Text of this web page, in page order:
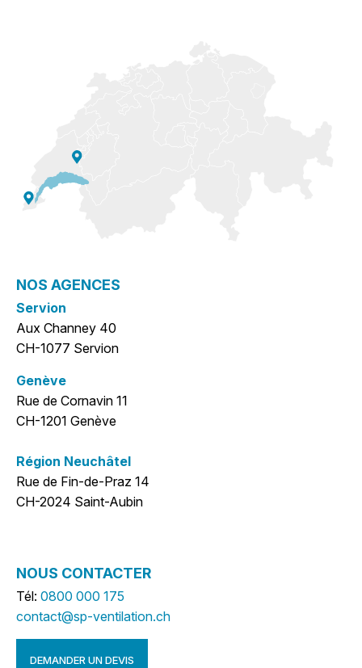
NOS AGENCES
Servion
Aux Channey 40
CH-1077 Servion
Genève
Rue de Cornavin 11
CH-1201 Genève
Région Neuchâtel
Rue de Fin-de-Praz 14
CH-2024 Saint-Aubin
NOUS CONTACTER
Tél: 0800 000 175
contact@sp-ventilation.ch
DEMANDER UN DEVIS